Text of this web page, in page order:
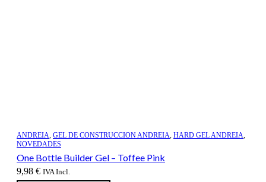
ANDREIA, GEL DE CONSTRUCCION ANDREIA, HARD GEL ANDREIA,
NOVEDADES
One Bottle Builder Gel – Toffee Pink
9,98 € IVA Incl.